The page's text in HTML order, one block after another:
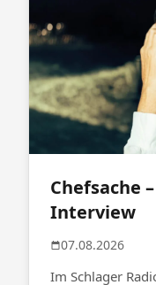
Chefsache
Interview
07.08.2026
Im Schlager